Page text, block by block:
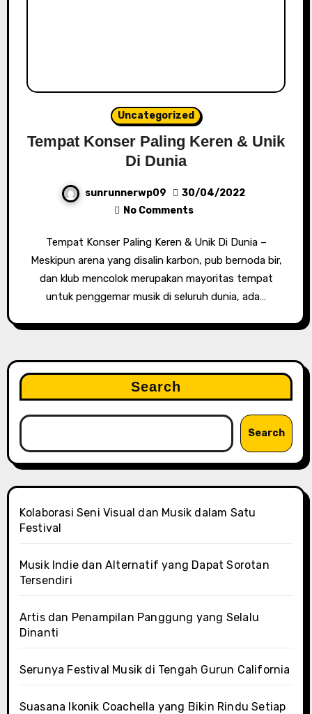
Uncategorized
Tempat Konser Paling Keren & Unik
Di Dunia
sunrunnerwp09
30/04/2022
No Comments
Tempat Konser Paling Keren & Unik Di Dunia –
Meskipun arena yang disalin karbon, pub bernoda bir,
dan klub mencolok merupakan mayoritas tempat
untuk penggemar musik di seluruh dunia, ada…
Search
Search
Kolaborasi Seni Visual dan Musik dalam Satu
Festival
Musik Indie dan Alternatif yang Dapat Sorotan
Tersendiri
Artis dan Penampilan Panggung yang Selalu
Dinanti
Serunya Festival Musik di Tengah Gurun California
Suasana Ikonik Coachella yang Bikin Rindu Setiap